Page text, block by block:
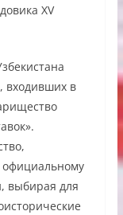
XV
входивших в
официальному
выбирая для